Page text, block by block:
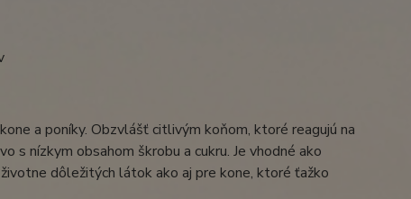
a poníky. Obzvlášť citlivým koňom, ktoré reagujú na
s nízkym obsahom škrobu a cukru. Je vhodné ako
dôležitých látok ako aj pre kone, ktoré ťažko